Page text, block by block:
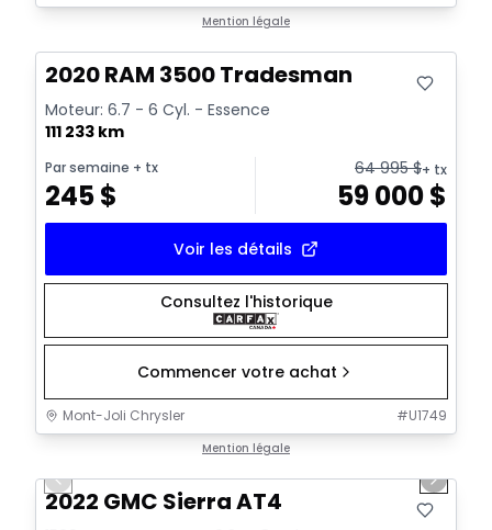
Mention légale
2020 RAM 3500 Tradesman
Moteur: 6.7 - 6 Cyl. - Essence
111 233 km
Par semaine + tx
245$
64 995$+ tx
59 000$
Voir les détails
Consultez l'historique
Commencer votre achat
Mont-Joli Chrysler #U1749
Mention légale
Previous slide Next
2022 GMC Sierra AT4